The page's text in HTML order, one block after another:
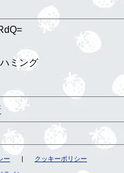
ミング
ー | クッキーポリシー